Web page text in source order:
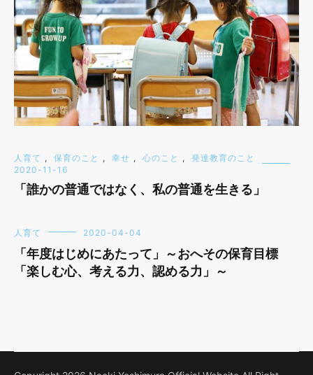
人育て , 保育のこと , 幸せ , 心のこと ,
発達教育のこと
2020-11-16
「誰かの普通ではなく、私の普通を生きる」
人育て 2020-04-04
「年度はじめにあたって」～おへその保育目標
「楽しむ心、考える力、認める力」～